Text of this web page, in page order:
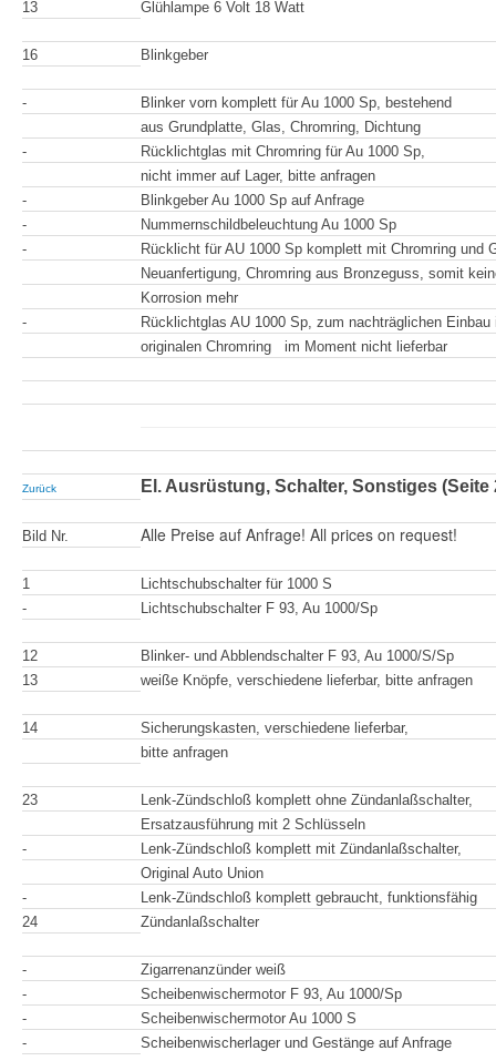
13 Glühlampe 6 Volt 18 Watt
16 Blinkgeber
-
Blinker vorn komplett für Au 1000 Sp, bestehend
aus Grundplatte, Glas, Chromring, Dichtung
-
Rücklichtglas mit Chromring für Au 1000 Sp,
nicht immer auf Lager, bitte anfragen
-
Blinkgeber Au 1000 Sp auf Anfrage
-
Nummernschildbeleuchtung Au 1000 Sp
-
Rücklicht für AU 1000 Sp komplett mit Chromring und
Neuanfertigung, Chromring aus Bronzeguss, somit
Korrosion mehr
-
Rücklichtglas AU 1000 Sp, zum
originalen Chromring im Moment nicht lieferbar
Zurück El. Ausrüstung, Schalter, Sonstiges (Seite
Bild Nr. Alle Preise auf Anfrage! All prices on request!
1
Lichtschubschalter für 1000 S
-
Lichtschubschalter F 93, Au 1000/Sp
12
Blinker- und Abblendschalter F 93, Au 1000/S/Sp
13
weiße Knöpfe, verschiedene lieferbar, bitte anfragen
14
Sicherungskasten, verschiedene lieferbar,
bitte anfragen
23
Lenk-Zündschloß komplett ohne Zündanlaßschalter,
Ersatzausführung mit 2 Schlüsseln
-
Lenk-Zündschloß komplett mit Zündanlaßschalter,
Original Auto Union
-
Lenk-Zündschloß komplett gebraucht, funktionsfähig
24
Zündanlaßschalter
-
Zigarrenanzünder weiß
-
Scheibenwischermotor F 93, Au 1000/Sp
-
Scheibenwischermotor Au 1000 S
-
Scheibenwischerlager und Gestänge auf Anfrage